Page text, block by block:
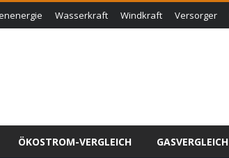
Wasserkraft Windkraft Versorger
ÖKOSTROM-VERGLEICH GASVERGLEICH